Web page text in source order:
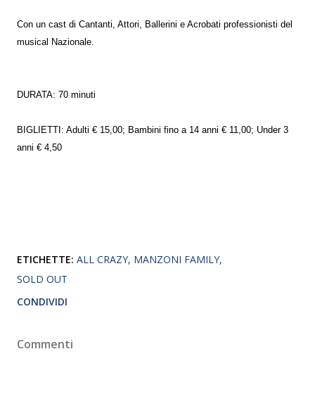
Con un cast di Cantanti, Attori, Ballerini e Acrobati professionisti del
musical Nazionale.
DURATA: 70 minuti
BIGLIETTI: Adulti € 15,00; Bambini fino a 14 anni € 11,00; Under 3
anni € 4,50
ETICHETTE: ALL CRAZY MANZONI FAMILY
SOLD OUT
CONDIVIDI
Commenti